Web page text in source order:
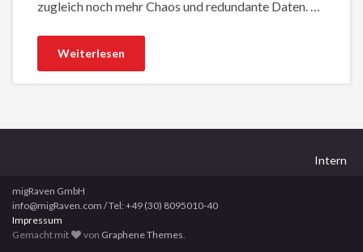
zugleich noch mehr Chaos und redundante Daten. …
Weiterlesen
Intern
migRaven GmbH
info@migRaven.com / Tel: +49 (30) 8095010-40
Impressum
Gemacht mit
von Graphene Themes